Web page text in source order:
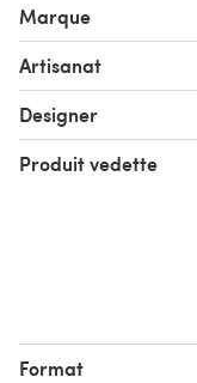
Sock, color 4.
Finished
(216, 216) cm width:
Pattern includes:
3 sizes - scarf to
charted and
tips on alternating
adding optional
Marque
Artisanat
Designer
Produit vedette
Format